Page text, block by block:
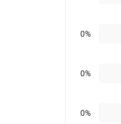
0%
0%
0%